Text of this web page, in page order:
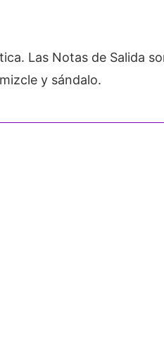
Las Notas de Salida
y sándalo.